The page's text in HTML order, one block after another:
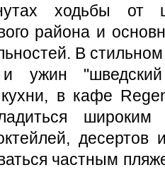
ходьбы от
района и
В
и ужин
в кафе
десертов
частным